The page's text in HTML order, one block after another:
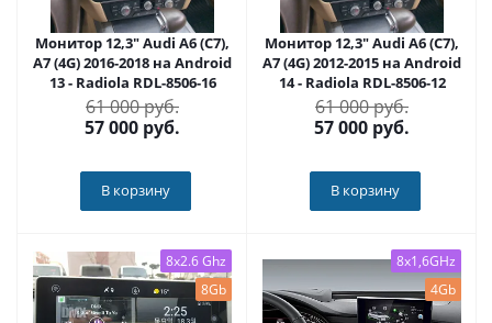
Монитор 12,3" Audi A6 (С7),
A7 (4G) 2016-2018 на Android
13 - Radiola RDL-8506-16
61 000 руб.
57 000 руб.
В корзину
Монитор 12,3" Audi A6 (С7),
A7 (4G) 2012-2015 на Android
14 - Radiola RDL-8506-12
61 000 руб.
57 000 руб.
В корзину
8x2.6 Ghz
8Gb
8x1,6GHz
4Gb